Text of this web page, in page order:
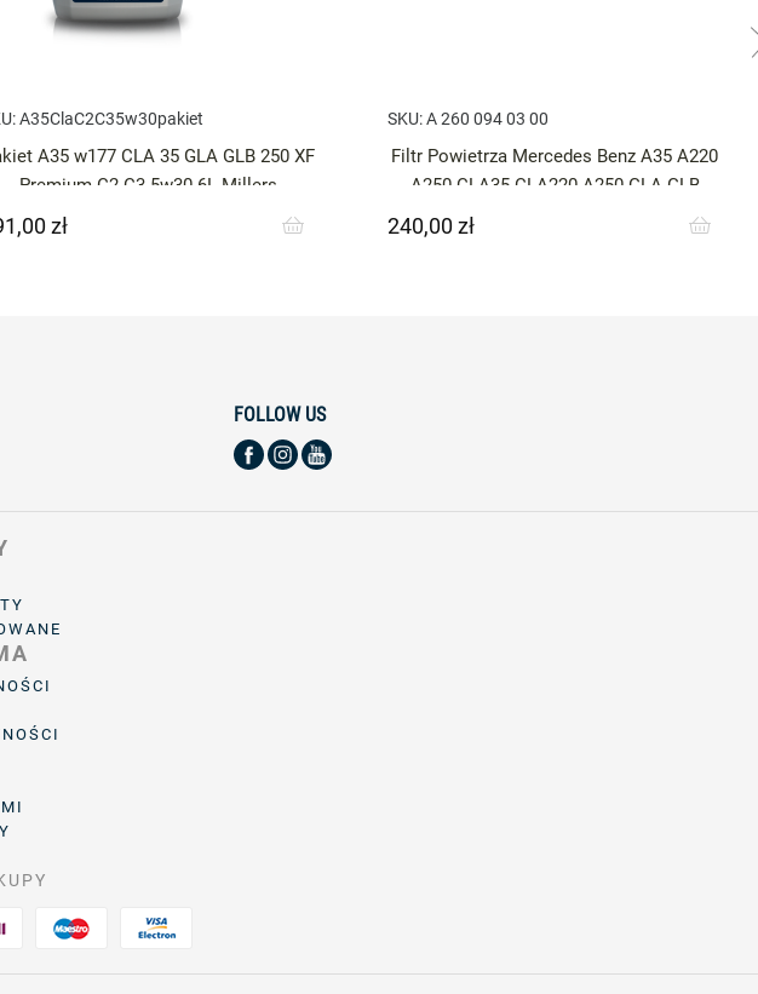
A35ClaC2C35w30pakiet
A35 w177 CLA 35 GLA GLB 250 XF
Premium C2 C3 5w30 6L Millers
zł
SKU:A 260 094 03 00
Filtr Powietrza Mercedes Benz A35 A220
A250 CLA35 CLA220 A250 GLA GLB
Cena
240,00 zł
FOLLOW US